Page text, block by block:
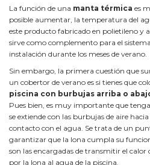
La función de una manta térmica es
posible aumentar, la temperatura del
este producto fabricado en polietileno y
sirve como complemento para el
instalación durante los meses de verano.
Sin embargo, la primera cuestión que
un cobertor de verano es si tienes que
piscina con burbujas arriba o
Pues bien, es muy importante que
se extiende con las burbujas de aire
contacto con el agua. Se trata de un
garantizar que la lona cumpla su
son las encargadas de transmitir el calor
por la lona al agua de la piscina.